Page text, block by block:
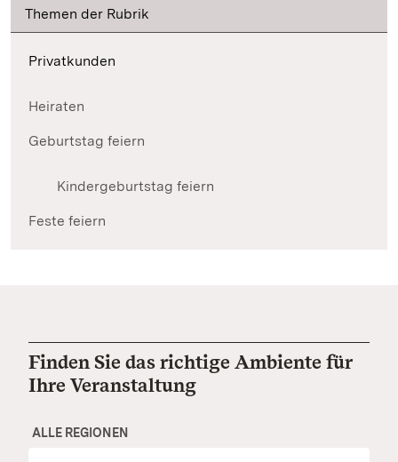
Themen der Rubrik
Privatkunden
Heiraten
Geburtstag feiern
Kindergeburtstag feiern
Feste feiern
Finden Sie das richtige Ambiente für
Ihre Veranstaltung
ALLE REGIONEN